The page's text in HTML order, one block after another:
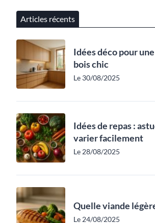
Articles récents
Idées déco pour
bois chic
Le 30/08/2025
Idées de repas :
varier facilement
Le 28/08/2025
Quelle viande
Le 24/08/2025